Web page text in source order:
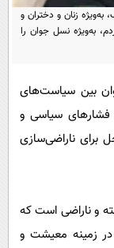
به‌ویژه زنان و دختران و
به‌ویژه نسل جوان را
بین سیاست‌های
فشارهای سیاسی و
برای ناراضی‌سازی
و ناراضی است که
در زمینه معیشت و